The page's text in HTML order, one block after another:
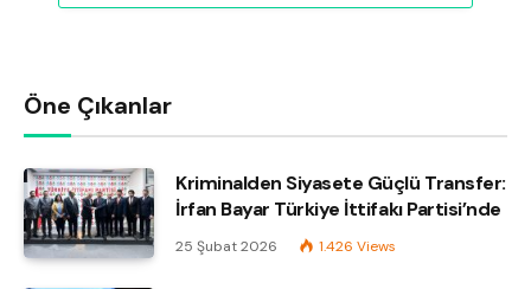
Öne Çıkanlar
Kriminalden Siyasete Güçlü Transfer:
İrfan Bayar Türkiye İttifakı Partisi’nde
25 Şubat 2026 1.426 Views